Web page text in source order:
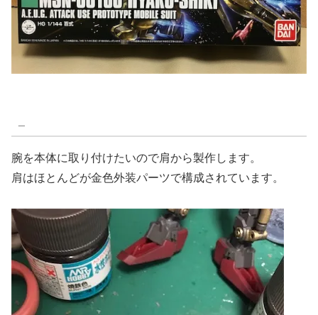
腕を本体に取り付けたいので肩から製作します。
肩はほとんどが金色外装パーツで構成されています。